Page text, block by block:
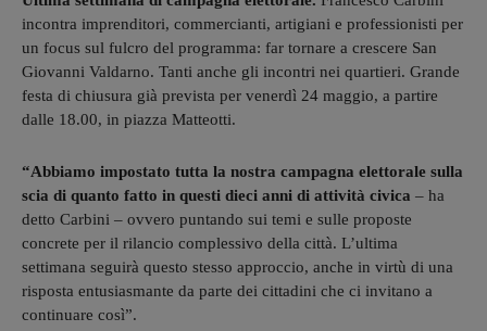
incontra imprenditori, commercianti, artigiani e professionisti per
un focus sul fulcro del programma: far tornare a crescere San
Giovanni Valdarno. Tanti anche gli incontri nei quartieri. Grande
festa di chiusura già prevista per venerdì 24 maggio, a partire
dalle 18.00, in piazza Matteotti.
“Abbiamo impostato tutta la nostra campagna elettorale sulla
scia di quanto fatto in questi dieci anni di attività civica – ha
detto Carbini – ovvero puntando sui temi e sulle proposte
concrete per il rilancio complessivo della città. L’ultima
settimana seguirà questo stesso approccio, anche in virtù di una
risposta entusiasmante da parte dei cittadini che ci invitano a
continuare così”.